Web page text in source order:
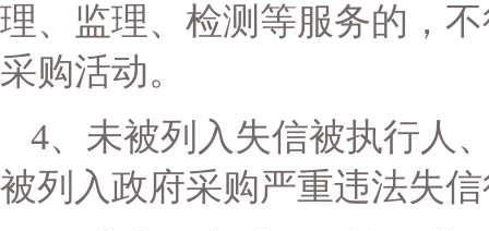
理、监理、检测等服务的，
采购活动。
4、未被列入失信被执行人
被列入政府采购严重违法失